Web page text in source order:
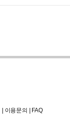
이용문의 FAQ